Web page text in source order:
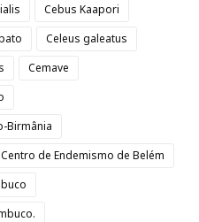
Cebus Kaapori
Celeus galeatus
Cemave
Birmânia
Centro de Endemismo de Belém